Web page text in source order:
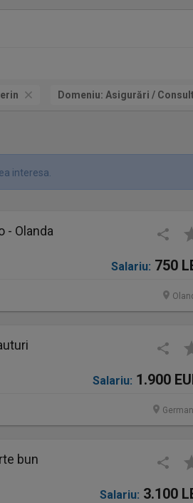
Domeniu: Asigurări /
interesa.
- Olanda
Salariu: 750
Salariu: 1.900
bun
Salariu: 3.100